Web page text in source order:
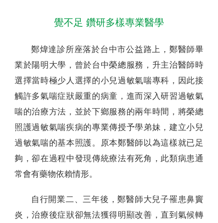
覺不足 鑽研多樣專業醫學
鄭煒達診所座落於台中市公益路上，鄭醫師畢
業於陽明大學，曾於台中榮總服務，升主治醫師時
選擇當時極少人選擇的小兒過敏氣喘專科，因此接
觸許多氣喘症狀嚴重的病童，進而深入研習過敏氣
喘的治療方法，並於下鄉服務的兩年時間，將榮總
照護過敏氣喘疾病的專業傳授予學弟妹，建立小兒
過敏氣喘的基本照護。原本鄭醫師以為這樣就已足
夠，卻在過程中發現傳統療法有死角，此類病患通
常會有藥物依賴情形。
自行開業二、三年後，鄭醫師大兒子罹患鼻竇
炎，治療後症狀卻無法獲得明顯改善，直到氣候轉